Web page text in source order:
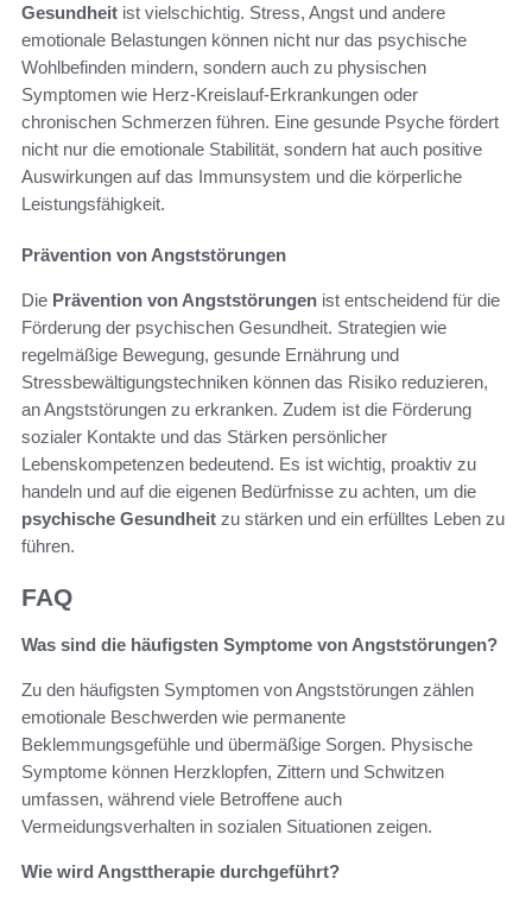
Gesundheit ist vielschichtig. Stress, Angst und andere
emotionale Belastungen können nicht nur das psychische
Wohlbefinden mindern, sondern auch zu physischen
Symptomen wie Herz-Kreislauf-Erkrankungen oder
chronischen Schmerzen führen. Eine gesunde Psyche fördert
nicht nur die emotionale Stabilität, sondern hat auch positive
Auswirkungen auf das Immunsystem und die körperliche
Leistungsfähigkeit.
Prävention von Angststörungen
Die Prävention von Angststörungen ist entscheidend für die
Förderung der psychischen Gesundheit. Strategien wie
regelmäßige Bewegung, gesunde Ernährung und
Stressbewältigungstechniken können das Risiko reduzieren,
an Angststörungen zu erkranken. Zudem ist die Förderung
sozialer Kontakte und das Stärken persönlicher
Lebenskompetenzen bedeutend. Es ist wichtig, proaktiv zu
handeln und auf die eigenen Bedürfnisse zu achten, um die
psychische Gesundheit zu stärken und ein erfülltes Leben zu
führen.
FAQ
Was sind die häufigsten Symptome von Angststörungen?
Zu den häufigsten Symptomen von Angststörungen zählen
emotionale Beschwerden wie permanente
Beklemmungsgefühle und übermäßige Sorgen. Physische
Symptome können Herzklopfen, Zittern und Schwitzen
umfassen, während viele Betroffene auch
Vermeidungsverhalten in sozialen Situationen zeigen.
Wie wird Angsttherapie durchgeführt?